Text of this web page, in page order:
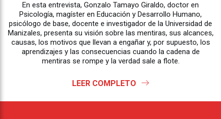
En esta entrevista, Gonzalo Tamayo Giraldo, doctor en
Psicología, magíster en Educación y Desarrollo Humano,
psicólogo de base, docente e investigador de la Universidad de
Manizales, presenta su visión sobre las mentiras, sus alcances,
causas, los motivos que llevan a engañar y, por supuesto, los
aprendizajes y las consecuencias cuando la cadena de
mentiras se rompe y la verdad sale a flote.
LEER COMPLETO